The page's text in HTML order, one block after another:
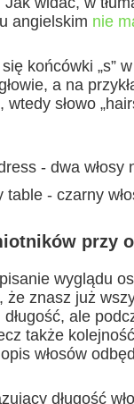
angielskim nie
końcówki „s”
a na
słowo
- dwa włosy
table - czarny
przy
wyglądu
że znasz już
ale
także
włosów
długość